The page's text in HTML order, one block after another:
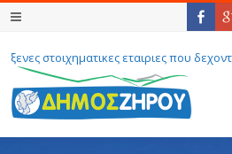
ξενες στοιχηματικες εταιριες που